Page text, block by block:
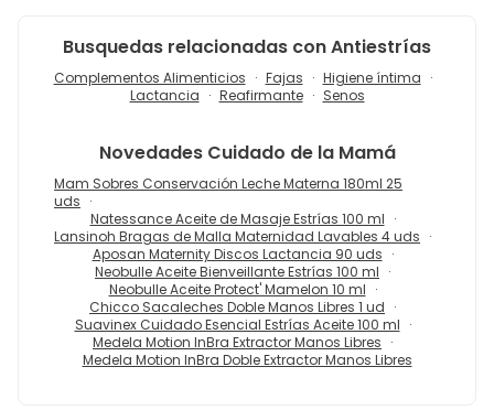
Busquedas relacionadas con Antiestrías
Complementos Alimenticios Fajas
Higiene íntima
Lactancia
Reafirmante Senos
Novedades Cuidado de la Mamá
Mam Sobres Conservación Leche Materna 180ml 25
uds
Natessance Aceite de Masaje Estrías 100 ml
Lansinoh Bragas de Malla Maternidad Lavables 4 uds
Aposan Maternity Discos Lactancia 90 uds
Neobulle Aceite Bienveillante Estrías 100 ml
Neobulle Aceite Protect' Mamelon 10 ml
Chicco Sacaleches Doble Manos Libres 1 ud
Suavinex Cuidado Esencial Estrías Aceite 100 ml
Medela Motion InBra Extractor Manos Libres
Medela Motion InBra Doble Extractor Manos Libres